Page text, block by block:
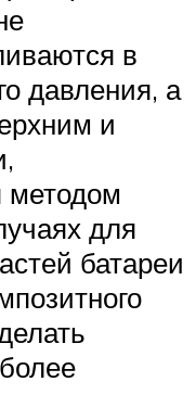
в
давления, а
и
методом
для
батареи